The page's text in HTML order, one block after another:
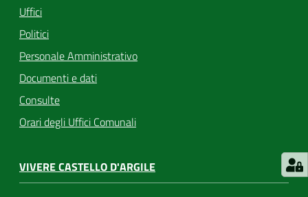
Uffici
Politici
Personale Amministrativo
Documenti e dati
Consulte
Orari degli Uffici Comunali
VIVERE CASTELLO D'ARGILE